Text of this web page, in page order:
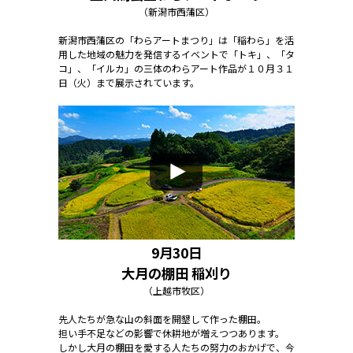
（新潟市西蒲区）
新潟市西蒲区の「わらアートまつり」は「稲わら」を活
用した地域の魅力を発信するイベントで「トキ」、「タ
コ」、「イルカ」の三体のわらアート作品が１０月３１
日（火）まで展示されています。
9月30日
大月の棚田 稲刈り
（上越市牧区）
先人たちが急な山の斜面を開墾して作った棚田。
担い手不足などの影響で休耕地が増えつつあります。
しかし大月の棚田を愛する人たちの努力のおかげで、今